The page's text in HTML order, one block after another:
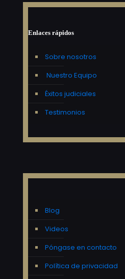
Enlaces rápidos
Sobre nosotros
Nuestro Equipo
Éxitos judiciales
Testimonios
Blog
Videos
Póngase en contacto
Política de privacidad